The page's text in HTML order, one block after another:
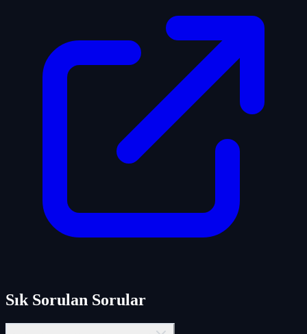
Sık Sorulan Sorular